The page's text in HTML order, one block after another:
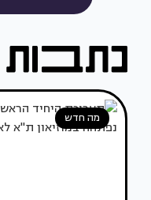
מה חדש